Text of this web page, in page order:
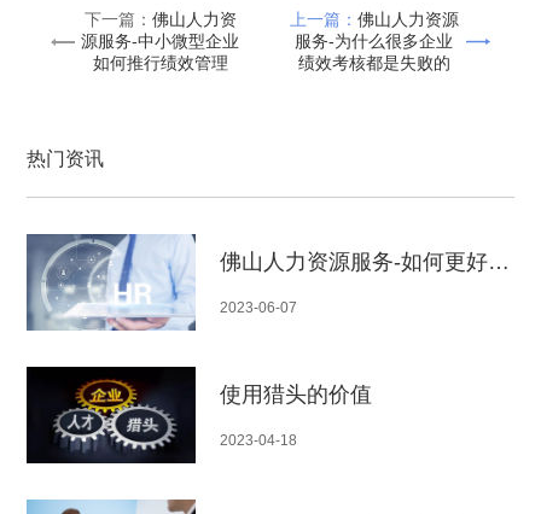
下一篇： 佛山人力资
源服务-中小微型企业
如何推行绩效管理
上一篇： 佛山人力资源
服务-为什么很多企业
绩效考核都是失败的
热门资讯
佛山人力资源服务-如何更好的提升招聘效率
2023-06-07
使用猎头的价值
2023-04-18